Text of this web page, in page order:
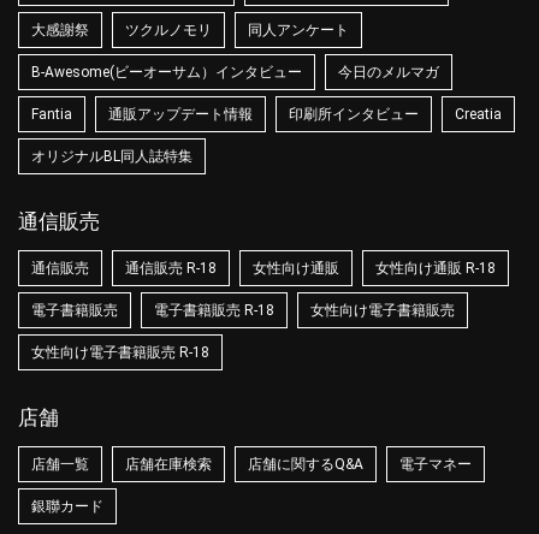
大感謝祭 ツクルノモリ 同人アンケート
B-Awesome(ビーオーサム）インタビュー 今日のメルマガ
Fantia 通販アップデート情報 印刷所インタビュー Creatia
オリジナルBL同人誌特集
通信販売
通信販売 通信販売 R-18 女性向け通販 女性向け通販 R-18
電子書籍販売 電子書籍販売 R-18 女性向け電子書籍販売
女性向け電子書籍販売 R-18
店舗
店舗一覧 店舗在庫検索 店舗に関するQ&A 電子マネー
銀聯カード